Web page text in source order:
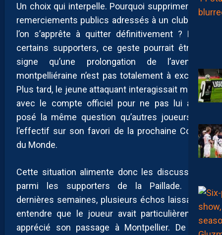
Un choix qui interpelle. Pourquoi supprimer des
remerciements publics adressés à un club que
l’on s’apprête à quitter définitivement ? Pour
certains supporters, ce geste pourrait être le
signe qu’une prolongation de l’aventure
montpelliéraine n’est pas totalement à exclure.
Plus tard, le jeune attaquant interagissait même
avec le compte officiel pour ne pas lui avoir
posé la même question qu’autres joueurs de
l’effectif sur son favori de la prochaine Coupe
du Monde.
Cette situation alimente donc les discussions
parmi les supporters de la Paillade. Ces
dernières semaines, plusieurs échos laissaient
entendre que le joueur avait particulièrement
apprécié son passage à Montpellier. De son